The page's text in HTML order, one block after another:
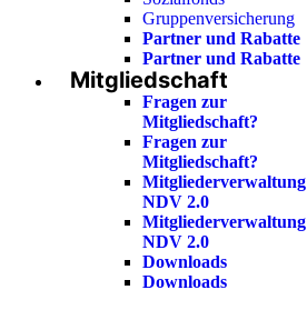
Gruppenversicherung
Partner und Rabatte
Partner und Rabatte
Mitgliedschaft
Fragen zur
Mitgliedschaft?
Fragen zur
Mitgliedschaft?
Mitgliederverwaltung
NDV 2.0
Mitgliederverwaltung
NDV 2.0
Downloads
Downloads